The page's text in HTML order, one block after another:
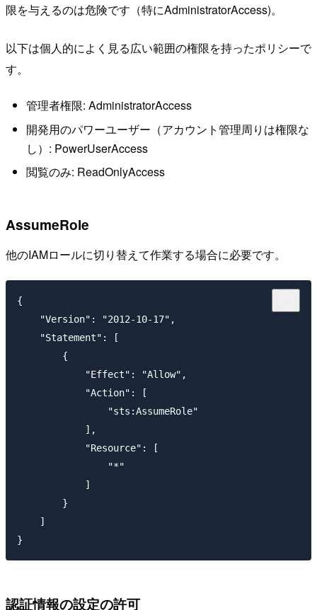
限を与えるのは危険です（特にAdministratorAccess)。
以下は個人的によく見る広い範囲の権限を持ったポリシーで
す。
管理者権限: AdministratorAccess
開発用のパワーユーザー（アカウント管理周りは権限な
し）: PowerUserAccess
閲覧のみ: ReadOnlyAccess
AssumeRole
他のIAMロールに切り替えて作業する場合に必要です。
{
    "Version": "2012-10-17",
    "Statement": [
        {
            "Effect": "Allow",
            "Action": [
                "sts:AssumeRole"
            ],
            "Resource": [
                "*"
            ]
        }
    ]
認証情報の設定の許可